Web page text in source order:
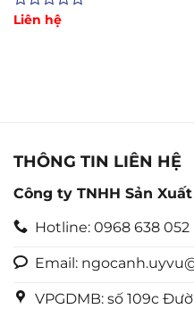
Được
Liên hệ
THÔNG TIN LIÊN HỆ
Công ty TNHH Sản
Hotline: 0968 638 052
Email:
VPGDMB: số 109c